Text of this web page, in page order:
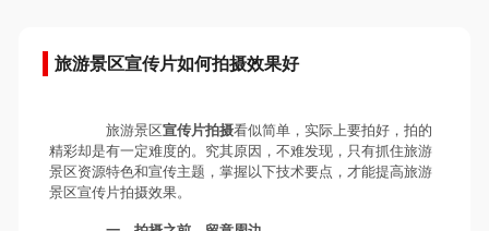
旅游景区宣传片如何拍摄效果好
旅游景区宣传片拍摄看似简单，实际上要拍好，拍的
精彩却是有一定难度的。究其原因，不难发现，只有抓住旅游
景区资源特色和宣传主题，掌握以下技术要点，才能提高旅游
景区宣传片拍摄效果。